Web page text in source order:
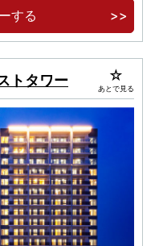
定タワー
する
トタワー あとで見る